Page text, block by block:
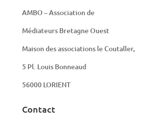
AMBO – Association de
Médiateurs Bretagne Ouest
Maison des associations le Coutaller,
5 Pl. Louis Bonneaud
56000 LORIENT
Contact